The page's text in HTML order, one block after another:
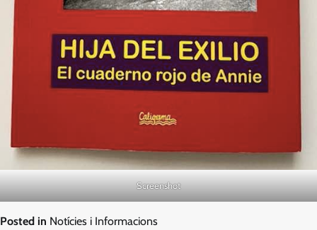
Screenshot
Posted in Notícies i Informacions